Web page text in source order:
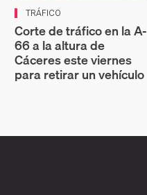
TRÁFICO
Corte de tráfico en la A-
66 a la altura de
Cáceres este viernes
para retirar un vehículo